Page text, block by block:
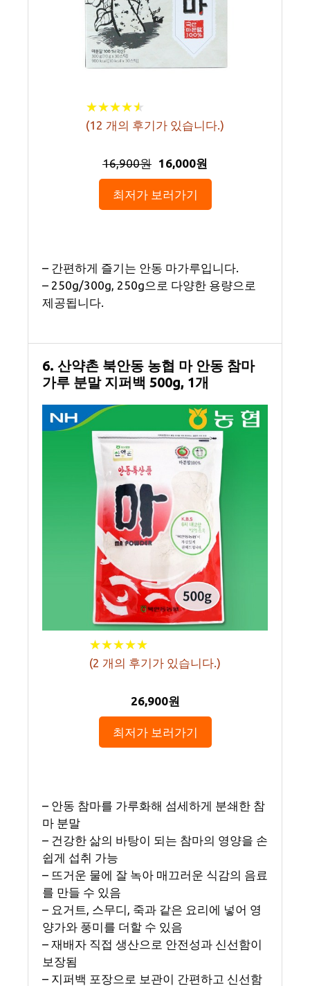
★★★★★
★★★★★
(12 개의 후기가 있습니다.)
16,900원 16,000원
최저가 보러가기
– 간편하게 즐기는 안동 마가루입니다.
– 250g/300g, 250g으로 다양한 용량으로
제공됩니다.
6. 산약촌 북안동 농협 마 안동 참마
가루 분말 지퍼백 500g, 1개
★★★★★
★★★★★
(2 개의 후기가 있습니다.)
26,900원
최저가 보러가기
– 안동 참마를 가루화해 섬세하게 분쇄한 참
마 분말
– 건강한 삶의 바탕이 되는 참마의 영양을 손
쉽게 섭취 가능
– 뜨거운 물에 잘 녹아 매끄러운 식감의 음료
를 만들 수 있음
– 요거트, 스무디, 죽과 같은 요리에 넣어 영
양가와 풍미를 더할 수 있음
– 재배자 직접 생산으로 안전성과 신선함이
보장됨
– 지퍼백 포장으로 보관이 간편하고 신선함